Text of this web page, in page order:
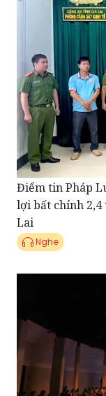
Điểm tin Pháp
lợi bất chính
Lai
Nghe